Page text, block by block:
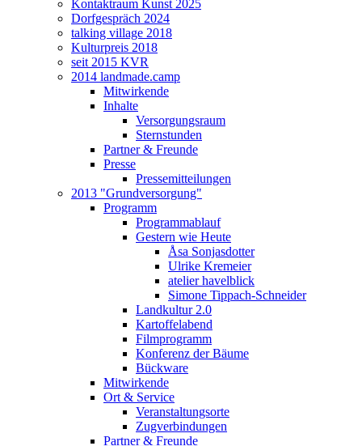
Kontaktraum Kunst 2025
Dorfgespräch 2024
talking village 2018
Kulturpreis 2018
seit 2015 KVR
2014 landmade.camp
Mitwirkende
Inhalte
Versorgungsraum
Sternstunden
Partner & Freunde
Presse
Pressemitteilungen
2013 "Grundversorgung"
Programm
Programmablauf
Gestern wie Heute
Åsa Sonjasdotter
Ulrike Kremeier
atelier havelblick
Simone Tippach-Schneider
Landkultur 2.0
Kartoffelabend
Filmprogramm
Konferenz der Bäume
Bückware
Mitwirkende
Ort & Service
Veranstaltungsorte
Zugverbindungen
Partner & Freunde